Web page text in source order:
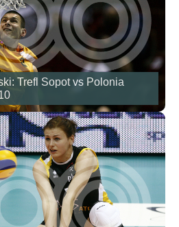
Trefl Sopot vs Polonia